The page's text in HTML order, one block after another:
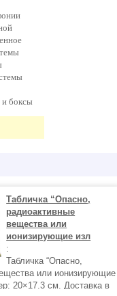
боксы
Табличка “Опасно,
радиоактивные
вещества или
ионизирующие изл
:
Табличка “Опасно,
или ионизирующие
20×17.3 см. Доставка в